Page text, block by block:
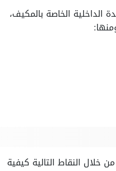
الخاصة بالمكيف،
النقاط التالية كيفية